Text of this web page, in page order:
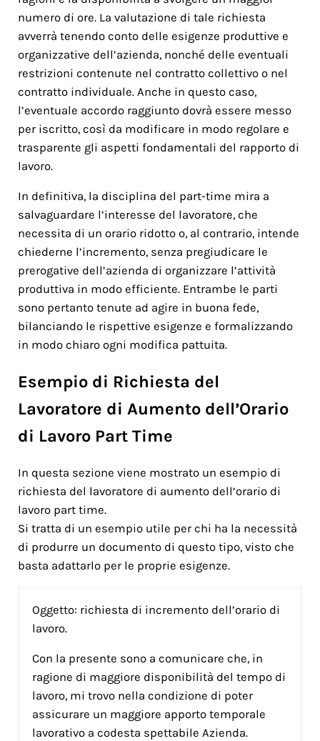
numero di ore. La valutazione di tale richiesta
avverrà tenendo conto delle esigenze produttive e
organizzative dell’azienda, nonché delle eventuali
restrizioni contenute nel contratto collettivo o nel
contratto individuale. Anche in questo caso,
l’eventuale accordo raggiunto dovrà essere messo
per iscritto, così da modificare in modo regolare e
trasparente gli aspetti fondamentali del rapporto di
lavoro.
In definitiva, la disciplina del part-time mira a
salvaguardare l’interesse del lavoratore, che
necessita di un orario ridotto o, al contrario, intende
chiederne l’incremento, senza pregiudicare le
prerogative dell’azienda di organizzare l’attività
produttiva in modo efficiente. Entrambe le parti
sono pertanto tenute ad agire in buona fede,
bilanciando le rispettive esigenze e formalizzando
in modo chiaro ogni modifica pattuita.
Esempio di Richiesta del
Lavoratore di Aumento dell’Orario
di Lavoro Part Time
In questa sezione viene mostrato un esempio di
richiesta del lavoratore di aumento dell’orario di
lavoro part time.
Si tratta di un esempio utile per chi ha la necessità
di produrre un documento di questo tipo, visto che
basta adattarlo per le proprie esigenze.
Oggetto: richiesta di incremento dell’orario di
lavoro.
Con la presente sono a comunicare che, in
ragione di maggiore disponibilità del tempo di
lavoro, mi trovo nella condizione di poter
assicurare un maggiore apporto temporale
lavorativo a codesta spettabile Azienda.